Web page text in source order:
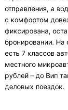
отправления, а
с комфортом
фиксирована,
бронировании. На
есть 7 классов
местного
рублей – до Вип
деловых поездок.